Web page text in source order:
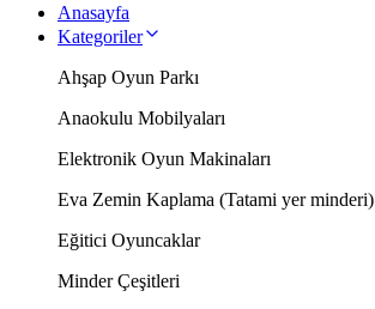
Anasayfa
Kategoriler
Ahşap Oyun Parkı
Anaokulu Mobilyaları
Elektronik Oyun Makinaları
Eva Zemin Kaplama (Tatami yer minderi)
Eğitici Oyuncaklar
Minder Çeşitleri